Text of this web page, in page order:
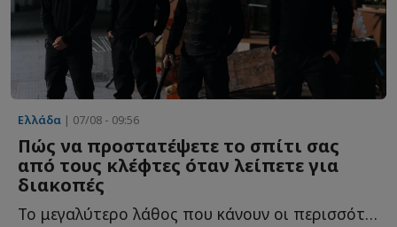
Ελλάδα | 07/08 - 09:56
Πώς να προστατέψετε το σπίτι σας
από τους κλέφτες όταν λείπετε για
διακοπές
Το μεγαλύτερο λάθος που κάνουν οι περισσότεροι και τ...